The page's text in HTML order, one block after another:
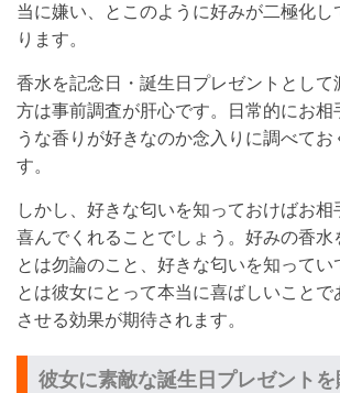
当に嫌い、とこのように好みが二極化し
ります。
香水を記念日・誕生日プレゼントとして
方は事前調査が肝心です。日常的にお相
うな香りが好きなのか念入りに調べてお
す。
しかし、好きな匂いを知っておけばお相
喜んでくれることでしょう。好みの香水
とは勿論のこと、好きな匂いを知ってい
とは彼女にとって本当に喜ばしいことで
させる効果が期待されます。
彼女に素敵な誕生日プレゼントを